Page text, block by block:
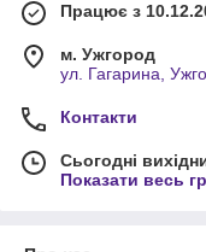
Демісезонні та
У даному каталозі ви
яку погоду. Легші
дитину в найміцніші
зробили наш одяг
Працює з
м. Ужгород
ул. Гагарина,
Контакти
Сьогодні
Показати весь